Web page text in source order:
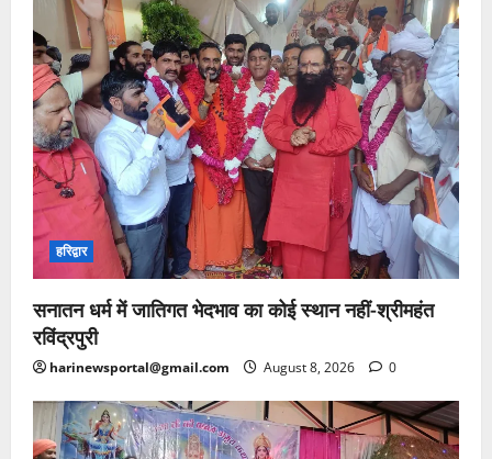
हरिद्वार
सनातन धर्म में जातिगत भेदभाव का कोई स्थान नहीं-श्रीमहंत
रविंद्रपुरी
harinewsportal@gmail.com August 8, 2026 0